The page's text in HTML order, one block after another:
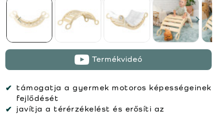
Termékvideó
támogatja a gyermek motoros képességeinek
fejlődését
javítja a térérzékelést és erősíti az